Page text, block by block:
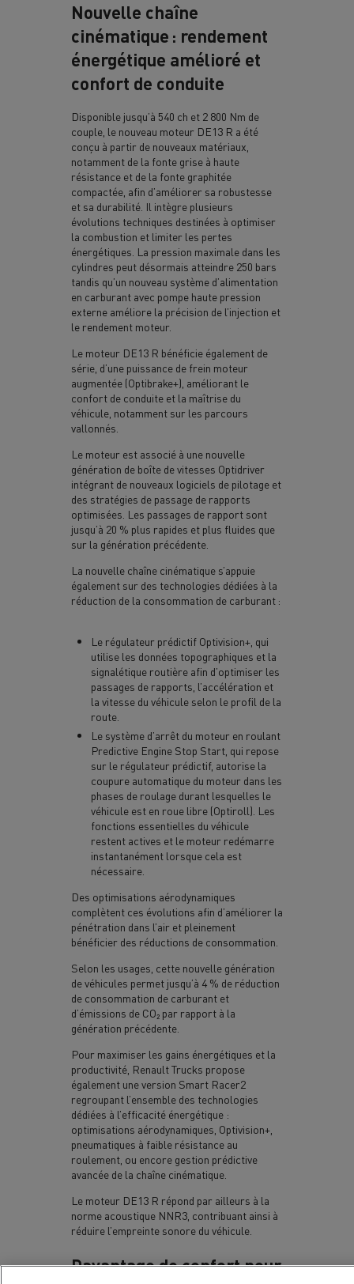
Nouvelle chaîne
cinématique : rendement
énergétique amélioré et
confort de conduite
Disponible jusqu’à 540 ch et 2 800 Nm de
couple, le nouveau moteur DE13 R a été
conçu à partir de nouveaux matériaux,
notamment de la fonte grise à haute
résistance et de la fonte graphitée
compactée, afin d’améliorer sa robustesse
et sa durabilité. Il intègre plusieurs
évolutions techniques destinées à optimiser
la combustion et limiter les pertes
énergétiques. La pression maximale dans les
cylindres peut désormais atteindre 250 bars
tandis qu’un nouveau système d’alimentation
en carburant avec pompe haute pression
externe améliore la précision de l’injection et
le rendement moteur.
Le moteur DE13 R bénéficie également de
série, d’une puissance de frein moteur
augmentée (Optibrake+), améliorant le
confort de conduite et la maîtrise du
véhicule, notamment sur les parcours
vallonnés.
Le moteur est associé à une nouvelle
génération de boîte de vitesses Optidriver
intégrant de nouveaux logiciels de pilotage et
des stratégies de passage de rapports
optimisées. Les passages de rapport sont
jusqu’à 20 % plus rapides et plus fluides que
sur la génération précédente.
La nouvelle chaîne cinématique s’appuie
également sur des technologies dédiées à la
réduction de la consommation de carburant :
Le régulateur prédictif Optivision+, qui
utilise les données topographiques et la
signalétique routière afin d’optimiser les
passages de rapports, l’accélération et
la vitesse du véhicule selon le profil de la
route.
Le système d’arrêt du moteur en roulant
Predictive Engine Stop Start, qui repose
sur le régulateur prédictif, autorise la
coupure automatique du moteur dans les
phases de roulage durant lesquelles le
véhicule est en roue libre (Optiroll). Les
fonctions essentielles du véhicule
restent actives et le moteur redémarre
instantanément lorsque cela est
nécessaire.
Des optimisations aérodynamiques
complètent ces évolutions afin d’améliorer la
pénétration dans l’air et pleinement
bénéficier des réductions de consommation.
Selon les usages, cette nouvelle génération
de véhicules permet jusqu’à 4 % de réduction
de consommation de carburant et
d’émissions de CO₂ par rapport à la
génération précédente.
Pour maximiser les gains énergétiques et la
productivité, Renault Trucks propose
également une version Smart Racer2
regroupant l’ensemble des technologies
dédiées à l’efficacité énergétique :
optimisations aérodynamiques, Optivision+,
pneumatiques à faible résistance au
roulement, ou encore gestion prédictive
avancée de la chaîne cinématique.
Le moteur DE13 R répond par ailleurs à la
norme acoustique NNR3, contribuant ainsi à
réduire l’empreinte sonore du véhicule.
Davantage de confort pour